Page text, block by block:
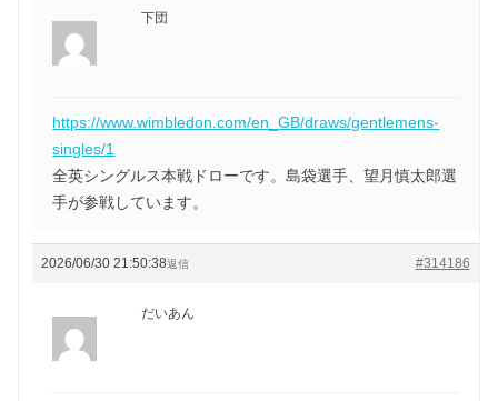
下団
https://www.wimbledon.com/en_GB/draws/gentlemens-
singles/1
全英シングルス本戦ドローです。島袋選手、望月慎太郎選
手が参戦しています。
2026/06/30 21:50:38 #314186
返信
だいあん